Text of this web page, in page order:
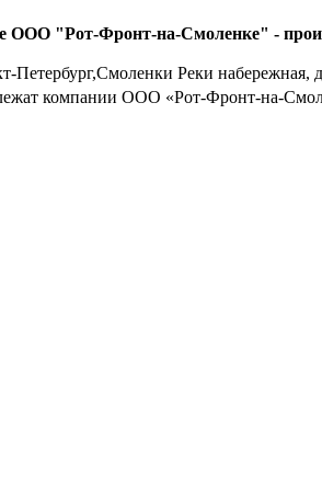
ООО "Рот-Фронт-на-Смоленке" -
Петербург,Смоленки Реки набережная,
компании ООО «Рот-Фронт-на-